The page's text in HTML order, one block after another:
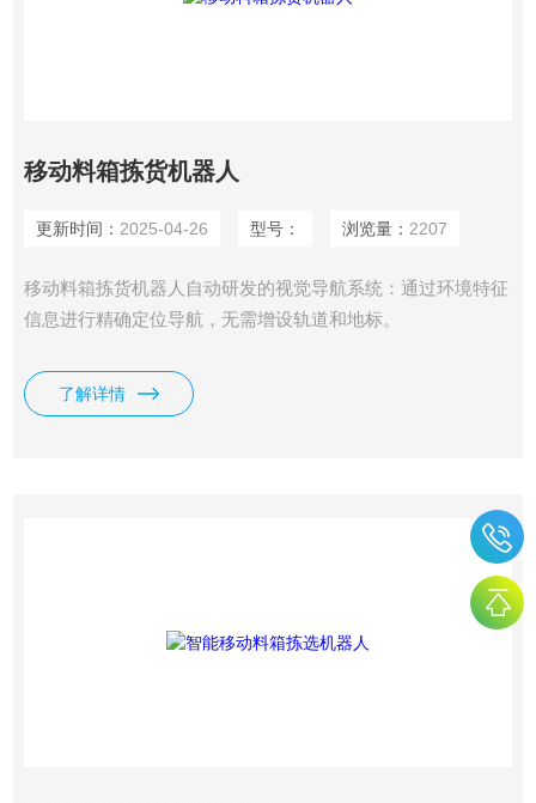
移动料箱拣货机器人
更新时间： 2025-04-26 型号： 浏览量： 2207
移动料箱拣货机器人自动研发的视觉导航系统：通过环境特征
信息进行精确定位导航，无需增设轨道和地标。
了解详情